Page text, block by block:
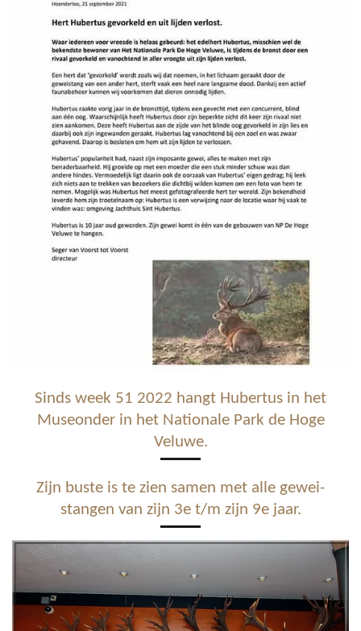
Sinds week 51 2022 hangt Hubertus in het
Museonder in het Nationale Park de Hoge
Veluwe.
Zijn buste is te zien samen met alle gewei-
stangen van zijn 3e t/m zijn 9e jaar.